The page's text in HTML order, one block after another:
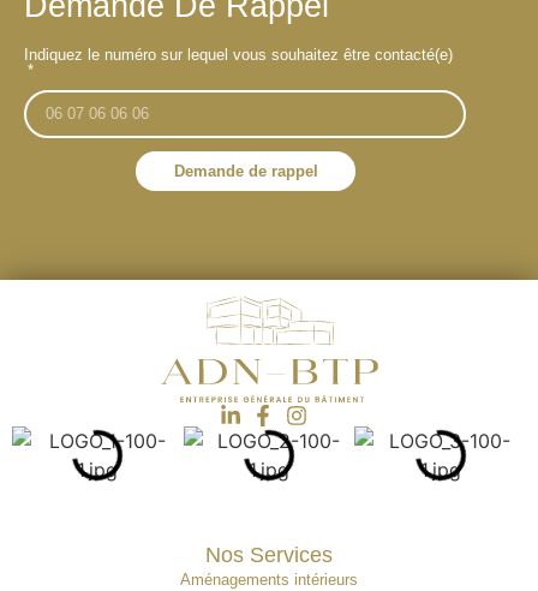
Indiquez le numéro sur lequel vous souhaitez être contacté(e)
Demande de rappel
Nos Services
Aménagements intérieurs